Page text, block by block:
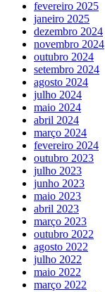
fevereiro 2025
janeiro 2025
dezembro 2024
novembro 2024
outubro 2024
setembro 2024
agosto 2024
julho 2024
maio 2024
abril 2024
março 2024
fevereiro 2024
outubro 2023
julho 2023
junho 2023
maio 2023
abril 2023
março 2023
outubro 2022
agosto 2022
julho 2022
maio 2022
março 2022